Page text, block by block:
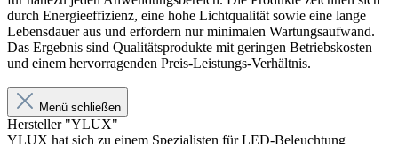
durch Energieeffizienz, eine hohe Lichtqualität sowie eine lange
Lebensdauer aus und erfordern nur minimalen Wartungsaufwand.
Das Ergebnis sind Qualitätsprodukte mit geringen Betriebskosten
und einem hervorragenden Preis-Leistungs-Verhältnis.
Menü schließen
Hersteller "YLUX"
YLUX hat sich zu einem Spezialisten für LED-Beleuchtung